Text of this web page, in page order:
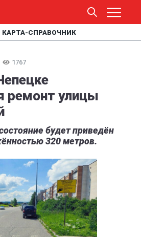
КАРТА-СПРАВОЧНИК
1767
ремонт улицы
будет приведён
320 метров.